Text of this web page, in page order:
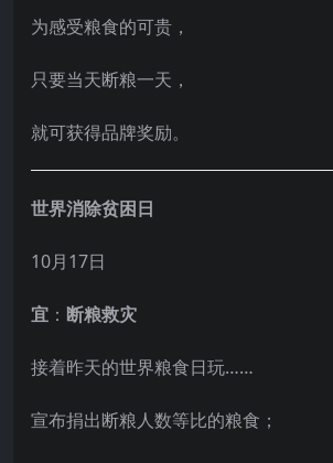
为感受粮食的可贵，
只要当天断粮一天，
就可获得品牌奖励。
世界消除贫困日
10月17日
宜 ： 断粮救灾
接着昨天的世界粮食日玩……
宣布捐出断粮人数等比的粮食；